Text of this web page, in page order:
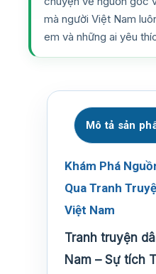
mà người Việt Nam
em và những ai yêu
Mô tả sản
Khám Phá
Qua Tranh
Việt Nam
Tranh truyện
Nam – Sự tích